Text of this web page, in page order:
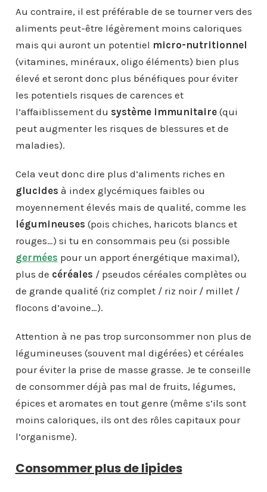
Au contraire, il est préférable de se tourner vers des
aliments peut-être légèrement moins caloriques
mais qui auront un potentiel micro-nutritionnel
(vitamines, minéraux, oligo éléments) bien plus
élevé et seront donc plus bénéfiques pour éviter
les potentiels risques de carences et
l’affaiblissement du système immunitaire(qui
peut augmenter les risques de blessures et de
maladies).
Cela veut donc dire plus d’aliments riches en
glucides à index glycémiques faibles ou
moyennement élevés mais de qualité, comme les
légumineuses (pois chiches, haricots blancs et
rouges…) si tu en consommais peu (si possible
germées pour un apport énergétique maximal),
plus de céréales / pseudos céréales complètes ou
de grande qualité (riz complet / riz noir / millet /
flocons d’avoine…).
Attention à ne pas trop surconsommer non plus de
légumineuses (souvent mal digérées) et céréales
pour éviter la prise de masse grasse. Je te conseille
de consommer déjà pas mal de fruits, légumes,
épices et aromates en tout genre (même s’ils sont
moins caloriques, ils ont des rôles capitaux pour
l’organisme).
Consommer plus de lipides